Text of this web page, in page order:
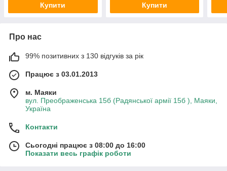
Купити Купити
Про нас
99% позитивних з 130 відгуків за рік
Працює з 03.01.2013
м. Маяки
вул. Преображенська 15б (Радянської армії 15б ), Маяки,
Україна
Контакти
Сьогодні працює з 08:00 до 16:00
Показати весь графік роботи